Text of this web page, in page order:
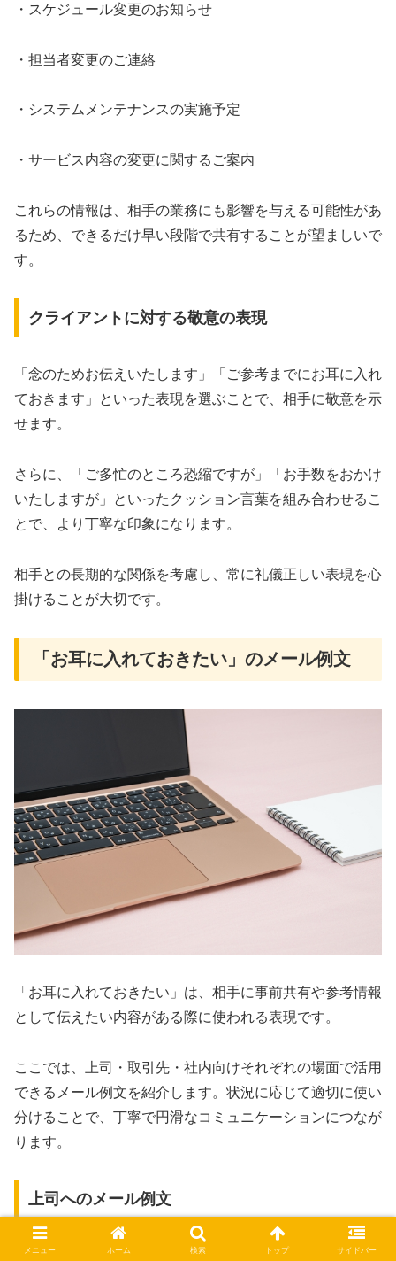
・スケジュール変更のお知らせ
・担当者変更のご連絡
・システムメンテナンスの実施予定
・サービス内容の変更に関するご案内
これらの情報は、相手の業務にも影響を与える可能性があ
るため、できるだけ早い段階で共有することが望ましいで
す。
クライアントに対する敬意の表現
「念のためお伝えいたします」「ご参考までにお耳に入れ
ておきます」といった表現を選ぶことで、相手に敬意を示
せます。
さらに、「ご多忙のところ恐縮ですが」「お手数をおかけ
いたしますが」といったクッション言葉を組み合わせるこ
とで、より丁寧な印象になります。
相手との長期的な関係を考慮し、常に礼儀正しい表現を心
掛けることが大切です。
「お耳に入れておきたい」のメール例文
「お耳に入れておきたい」は、相手に事前共有や参考情報
として伝えたい内容がある際に使われる表現です。
ここでは、上司・取引先・社内向けそれぞれの場面で活用
できるメール例文を紹介します。状況に応じて適切に使い
分けることで、丁寧で円滑なコミュニケーションにつなが
ります。
上司へのメール例文
上司に対して使用する場合は、報告や情報共有の一環とし
メニュー ホーム 検索 トップ サイドバー